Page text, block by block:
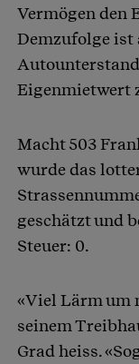
Vermögen den
Demzufolge ist
Eigenmietwert
Macht 503
wurde das
geschätzt und
Steuer: 0.
«Viel Lärm um
seinem
Grad heiss.